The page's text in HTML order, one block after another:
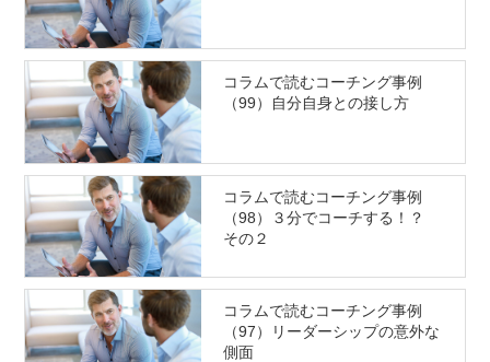
コラムで読むコーチング事例
（99）自分自身との接し方
コラムで読むコーチング事例
（98）３分でコーチする！？
その２
コラムで読むコーチング事例
（97）リーダーシップの意外な
側面